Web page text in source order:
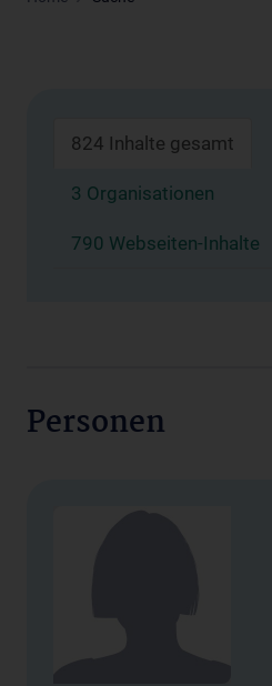
824 Inhalte gesamt
3 Organisationen
790 Webseiten-Inhalte
Personen